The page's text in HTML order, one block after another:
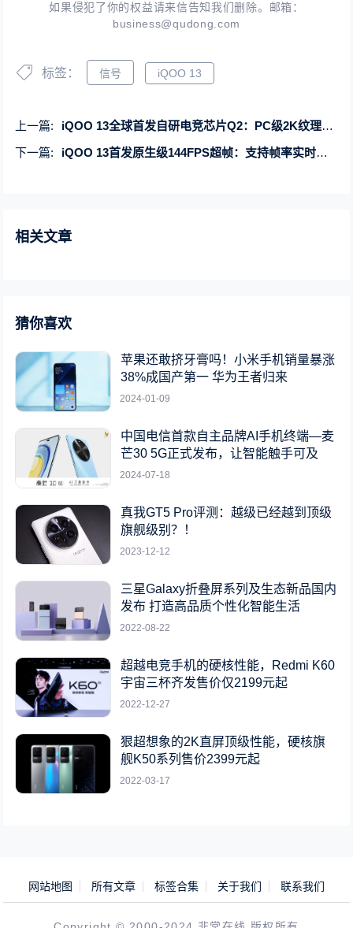
如果侵犯了你的权益请来信告知我们删除。邮箱：
business@qudong.com
标签： 信号 iQOO 13
上一篇:
iQOO 13全球首发自研电竞芯片Q2：PC级2K纹理超分
下一篇:
iQOO 13首发原生级144FPS超帧：支持帧率实时显示
相关文章
猜你喜欢
苹果还敢挤牙膏吗！小米手机销量暴涨
38%成国产第一 华为王者归来
2024-01-09
中国电信首款自主品牌AI手机终端—麦
芒30 5G正式发布，让智能触手可及
2024-07-18
真我GT5 Pro评测：越级已经越到顶级
旗舰级别？！
2023-12-12
三星Galaxy折叠屏系列及生态新品国内
发布 打造高品质个性化智能生活
2022-08-22
超越电竞手机的硬核性能，Redmi K60
宇宙三杯齐发售价仅2199元起
2022-12-27
狠超想象的2K直屏顶级性能，硬核旗
舰K50系列售价2399元起
2022-03-17
网站地图 所有文章 标签合集 关于我们 联系我们